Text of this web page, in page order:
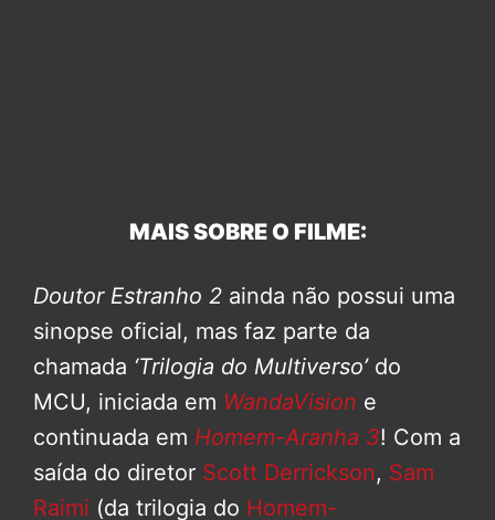
MAIS SOBRE O FILME:
Doutor Estranho 2 ainda não possui uma
sinopse oficial, mas faz parte da
chamada ‘Trilogia do Multiverso’do
MCU, iniciada em WandaVision e
continuada em Homem-Aranha 3! Com a
saída do diretor Scott Derrickson, Sam
Raimi (da trilogia do Homem-